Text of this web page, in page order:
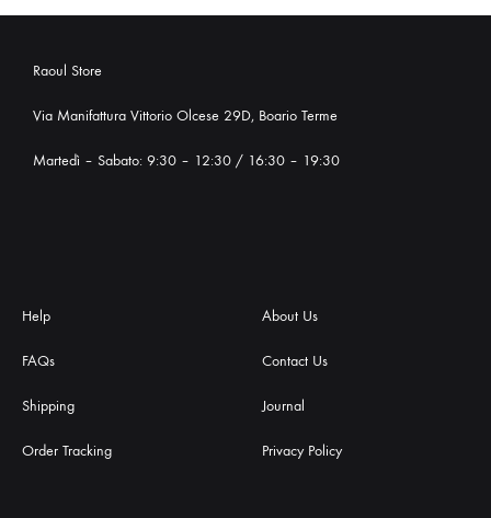
Raoul Store
Via Manifattura Vittorio Olcese 29D, Boario Terme
Martedì – Sabato: 9:30 – 12:30 / 16:30 – 19:30
Help
FAQs
Shipping
Order Tracking
About Us
Contact Us
Journal
Privacy Policy